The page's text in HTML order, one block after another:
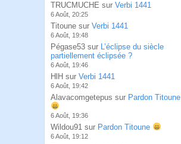
TRUCMUCHE sur Verbi 1441
6 Août, 20:25
Titoune sur Verbi 1441
6 Août, 19:48
Pégase53 sur L’éclipse du siècle
partiellement éclipsée ?
6 Août, 19:46
HlH sur Verbi 1441
6 Août, 19:42
Alavacomgetepus sur Pardon Titoune
6 Août, 19:36
Wildou91 sur Pardon Titoune
6 Août, 19:12